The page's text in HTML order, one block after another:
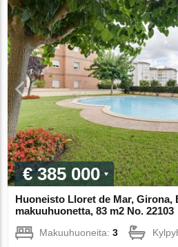
€ 385 000
Huoneisto Lloret de Mar, Girona,
makuuhuonetta, 83 m2 No. 22103
Makuuhuoneita:3